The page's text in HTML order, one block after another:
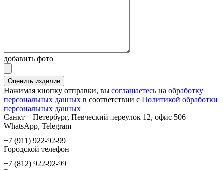
добавить фото
Оценить изделие
Нажимая кнопку отправки, вы соглашаетесь на обработку
персональных данных в соответствии с Политикой обработки
персональных данных
Санкт – Петербург, Певческий переулок 12, офис 506
WhatsApp, Telegram
+7 (911) 922-92-99
Городской телефон
+7 (812) 922-92-99